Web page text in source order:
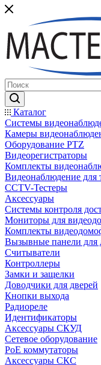
Каталог
Системы
Камеры
Оборудование PTZ
Видеорегистраторы
Комплекты
Видеонаблюдение для
CCTV-Тестеры
Аксессуары
Системы контроля
Мониторы для
Комплекты
Вызывные панели для
Считыватели
Контроллеры
Замки и защелки
Доводчики для дверей
Кнопки выхода
Радиореле
Идентификаторы
Аксессуары СКУД
Сетевое оборудование
PoE коммутаторы
Аксессуары СКС